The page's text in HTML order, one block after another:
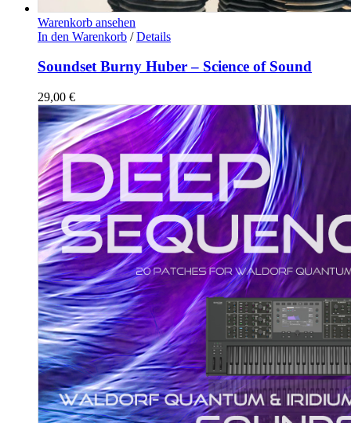
Warenkorb ansehen
In den Warenkorb / Details
Soundset Burny Huber – Science of Sound
29,00 €